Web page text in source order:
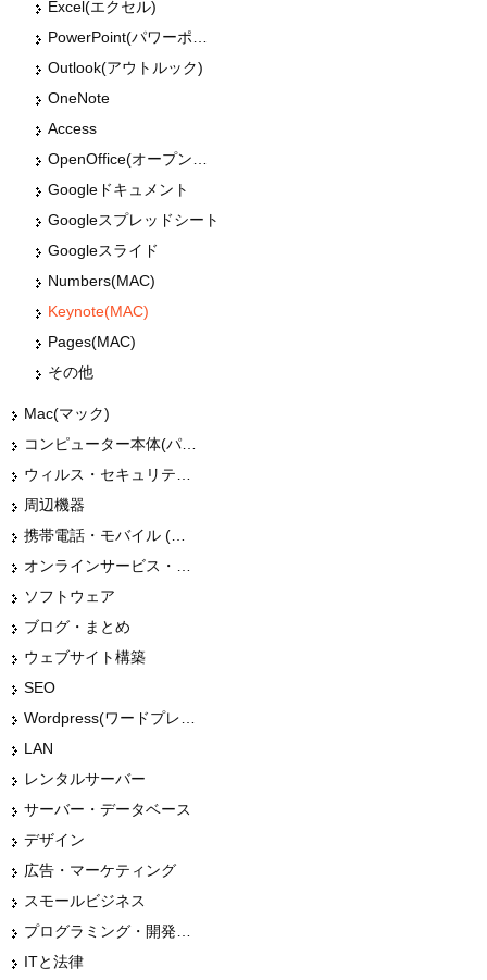
Excel(エクセル)
Outlook(アウトルック)
OneNote
Access
Googleドキュメント
Googleスプレッドシート
Googleスライド
Numbers(MAC)
Keynote(MAC)
Pages(MAC)
その他
Mac(マック)
周辺機器
ソフトウェア
ブログ・まとめ
ウェブサイト構築
SEO
LAN
レンタルサーバー
サーバー・データベース
デザイン
広告・マーケティング
スモールビジネス
ITと法律